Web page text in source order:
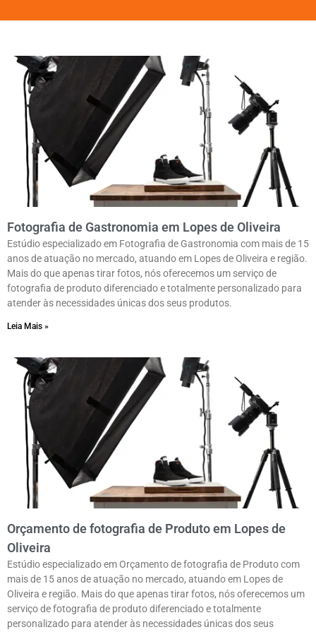
Fotografia de Gastronomia em Lopes de Oliveira
Estúdio especializado em Fotografia de Gastronomia com mais de 15
anos de atuação no mercado, atuando em Lopes de Oliveira e região.
Mais do que apenas tirar fotos, nós oferecemos um serviço de
fotografia de produto diferenciado e totalmente personalizado para
atender às necessidades únicas dos seus produtos.
Leia Mais »
Orçamento de fotografia de Produto em Lopes de
Oliveira
Estúdio especializado em Orçamento de fotografia de Produto com
mais de 15 anos de atuação no mercado, atuando em Lopes de
Oliveira e região. Mais do que apenas tirar fotos, nós oferecemos um
serviço de fotografia de produto diferenciado e totalmente
personalizado para atender às necessidades únicas dos seus